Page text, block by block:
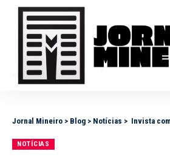
Jornal Mineiro > Blog > Notícias > Invista
NOTÍCIAS